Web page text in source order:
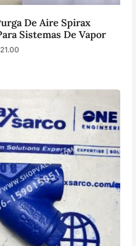
De Aire Spirax
Sistemas De Vapor